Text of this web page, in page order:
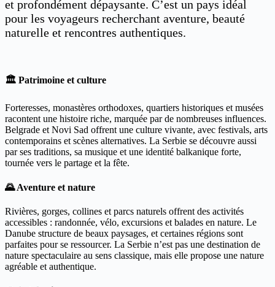
et profondément dépaysante. C’est un pays idéal
pour les voyageurs recherchant aventure, beauté
naturelle et rencontres authentiques.
🏛 Patrimoine et culture
Forteresses, monastères orthodoxes, quartiers historiques et musées
racontent une histoire riche, marquée par de nombreuses influences.
Belgrade et Novi Sad offrent une culture vivante, avec festivals, arts
contemporains et scènes alternatives. La Serbie se découvre aussi
par ses traditions, sa musique et une identité balkanique forte,
tournée vers le partage et la fête.
🌄 Aventure et nature
Rivières, gorges, collines et parcs naturels offrent des activités
accessibles : randonnée, vélo, excursions et balades en nature. Le
Danube structure de beaux paysages, et certaines régions sont
parfaites pour se ressourcer. La Serbie n’est pas une destination de
nature spectaculaire au sens classique, mais elle propose une nature
agréable et authentique.